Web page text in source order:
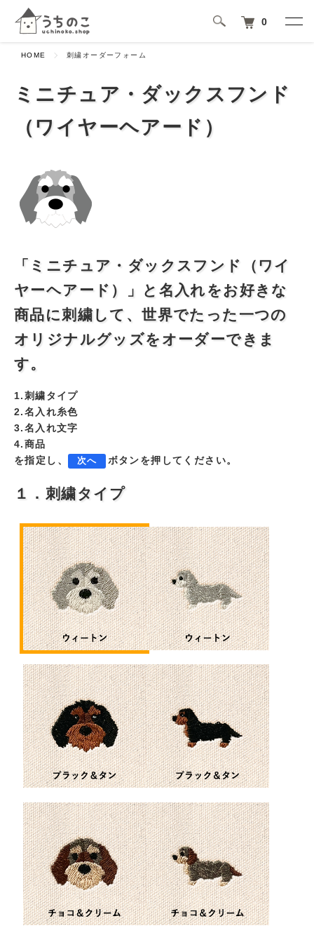
0
HOME 刺繍オーダーフォーム
ミニチュア・ダックスフンド
（ワイヤーヘアード）
「ミニチュア・ダックスフンド（ワイ
ヤーヘアード）」と名入れをお好きな
商品に刺繍して、世界でたった一つの
オリジナルグッズをオーダーできま
す。
1.刺繍タイプ
2.名入れ糸色
3.名入れ文字
4.商品
を指定し、
次へ ボタンを押してください。
１．刺繍タイプ